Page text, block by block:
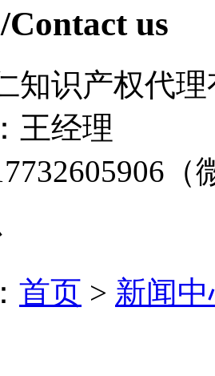
us
知识产权代
王经理
（
首页 > 新闻